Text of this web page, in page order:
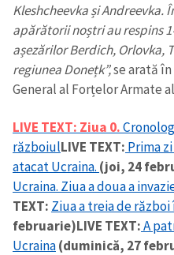
Kleshcheevka și Andreevka.
apărătorii noștri au respins
așezărilor Berdich, Orlovka,
regiunea Donețk”,se arată în
General al Forțelor Armate
LIVE TEXT: Ziua 0.
războiulLIVE TEXT: Prima
atacat Ucraina. (joi, 24
Ucraina. Ziua a doua a
TEXT: Ziua a treia de război
februarie)LIVE TEXT:A
Ucraina(duminică, 27